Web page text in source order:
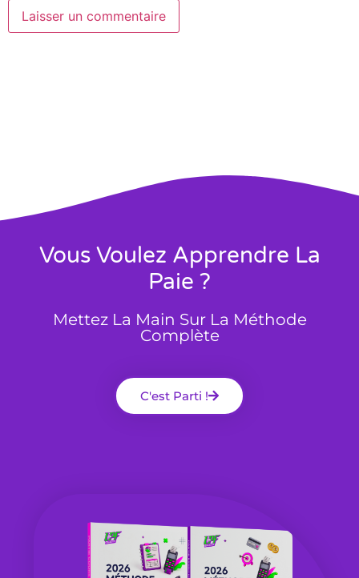
Vous Voulez Apprendre La
Paie ?
Mettez La Main Sur La Méthode
Complète
C'est Parti !